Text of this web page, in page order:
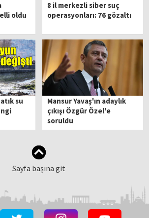
oldu
8 il merkezli siber suç
operasyonları: 76 gözaltı
su
Mansur Yavaş'ın adaylık
çıkışı Özgür Özel'e
soruldu
Sayfa başına git